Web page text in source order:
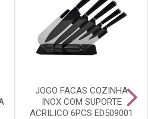
JOGO FACAS COZINHA
INOX COM SUPORTE
ACRILICO 6PCS ED509001